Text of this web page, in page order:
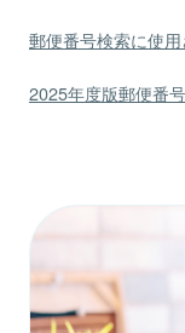
郵便番号検索に使
2025年度版郵便番